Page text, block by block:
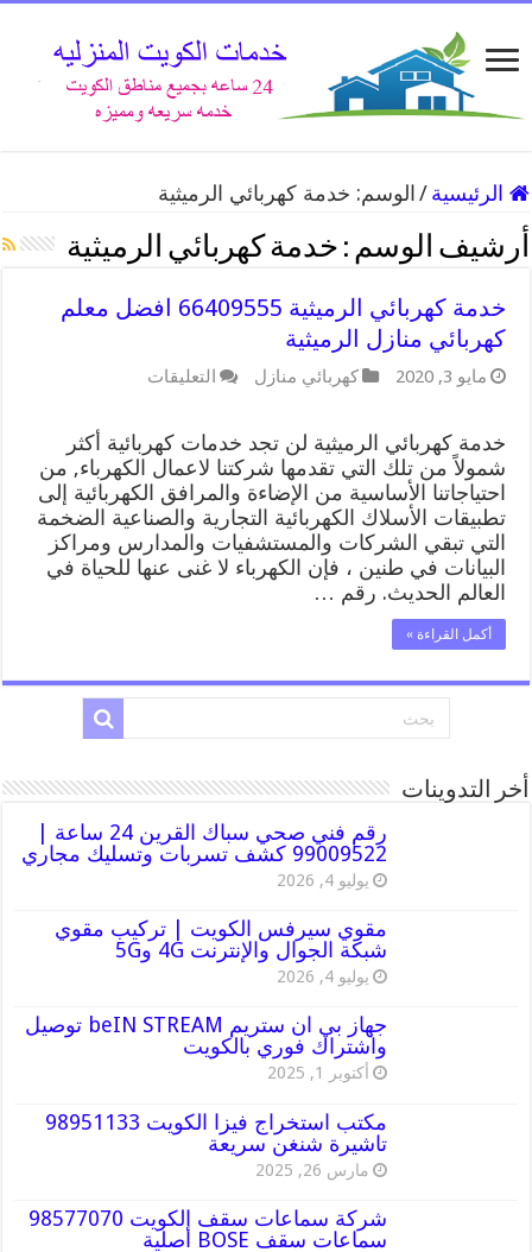
الرئيسية / الوسم: خدمة كهربائي الرميثية
أرشيف الوسم : خدمة كهربائي الرميثية
خدمة كهربائي الرميثية 66409555 افضل معلم
كهربائي منازل الرميثية
مايو 3, 2020 كهربائي منازل التعليقات
الرميثية
66409555
افضل
معلم
كهربائي
منازل
الرميثية
خدمة كهربائي الرميثية لن تجد خدمات كهربائية أكثر
شمولاً من تلك التي تقدمها شركتنا لاعمال الكهرباء, من
احتياجاتنا الأساسية من الإضاءة والمرافق الكهربائية إلى
تطبيقات الأسلاك الكهربائية التجارية والصناعية الضخمة
التي تبقي الشركات والمستشفيات والمدارس ومراكز
البيانات في طنين ، فإن الكهرباء لا غنى عنها للحياة في
العالم الحديث. رقم …
أكمل القراءة »
أخر التدوينات
رقم فني صحي سباك القرين 24 ساعة |
99009522 كشف تسربات وتسليك مجاري
يوليو 4, 2026
مقوي سيرفس الكويت | تركيب مقوي
شبكة الجوال والإنترنت 4G و5G
يوليو 4, 2026
جهاز بي ان ستريم beIN STREAM توصيل
واشتراك فوري بالكويت
أكتوبر 1, 2025
مكتب استخراج فيزا الكويت 98951133
تاشيرة شنغن سريعة
مارس 26, 2025
شركة سماعات سقف الكويت 98577070
سماعات سقف BOSE أصلية